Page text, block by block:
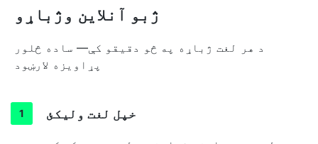
ژبو آنلاین وژباړو
د هر لغت ژباړه په څو دقیقو کې— ساده څلور
پړاویزه لارښود
خپل لغت ولیکئ